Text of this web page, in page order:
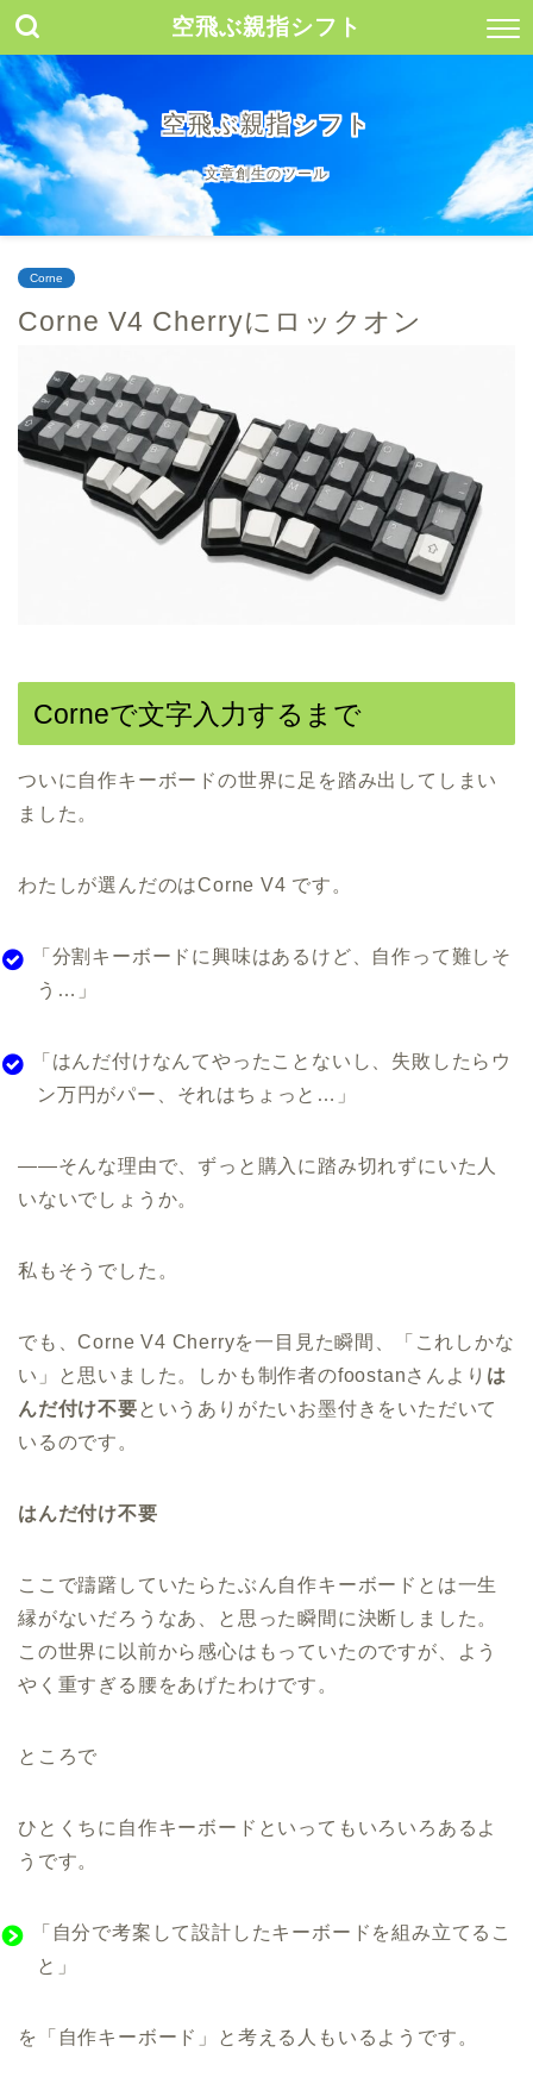
空飛ぶ親指シフト
空飛ぶ親指シフト
文章創生のツール
Corne
Corne V4 Cherryにロックオン
Corneで文字入力するまで
ついに自作キーボードの世界に足を踏み出してしまい
ました。
わたしが選んだのはCorne V4 です。
「分割キーボードに興味はあるけど、自作って難しそ
う…」
「はんだ付けなんてやったことないし、失敗したらウ
ン万円がパー、それはちょっと…」
——そんな理由で、ずっと購入に踏み切れずにいた人
いないでしょうか。
私もそうでした。
でも、Corne V4 Cherryを一目見た瞬間、「これしかな
い」と思いました。しかも制作者のfoostanさんより は
んだ付け不要というありがたいお墨付きをいただいて
いるのです。
はんだ付け不要
ここで躊躇していたらたぶん自作キーボードとは一生
縁がないだろうなあ、と思った瞬間に決断しました。
この世界に以前から感心はもっていたのですが、よう
やく重すぎる腰をあげたわけです。
ところで
ひとくちに自作キーボードといってもいろいろあるよ
うです。
「自分で考案して設計したキーボードを組み立てるこ
と」
を「自作キーボード」と考える人もいるようです。